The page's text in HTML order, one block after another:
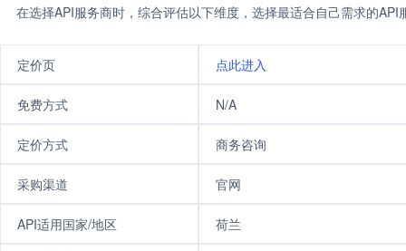
在选择API服务商时，综合评估以下维度，选择最适合自己需求的
定价页 点此进入
免费方式 N/A
定价方式 商务咨询
采购渠道 官网
API适用国家/地区 荷兰